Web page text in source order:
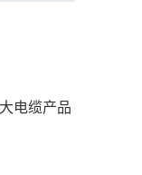
电缆产品